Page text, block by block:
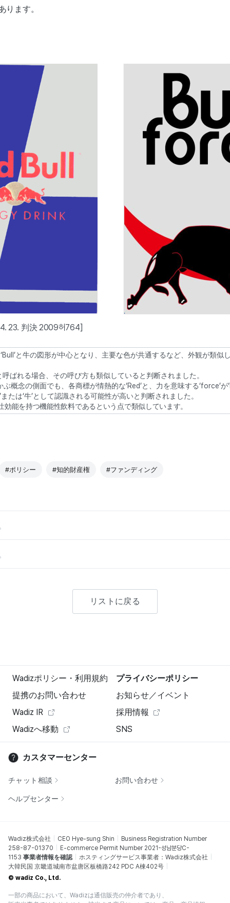
ります。
23. 判決 2009허764]
と牛の図形が中心となり、主要な色が共通するなど、外観が類似
呼ばれる場合、その呼び方も類似していると判断されました。
概念の側面でも、各商標が情熱的な‘Red’と、力を意味する‘force’が
たは‘牛’として認識される可能性が高いと判断されました。
効能を持つ機能性飲料であるという点で類似しています。
#ポリシー #知的財産権 #ファンディング
リストに戻る
Wadizポリシー・利用規約
プライバシーポリシー
提携のお問い合わせ
お知らせ／イベント
Wadiz IR
採用情報
Wadizへ移動
SNS
カスタマーセンター
チャット相談 お問い合わせ
ヘルプセンター
Wadiz株式会社 CEO Hye-sung Shin
Business Registration Number
258-87-01370
E-commerce Permit Number 2021-성남분당C-
1153 事業者情報を確認
ホスティングサービス事業者：Wadiz株式会社
大韓民国 京畿道城南市盆唐区板橋路242 PDC A棟402号
© wadiz Co., Ltd.
一部の商品において、Wadizは通信販売の仲介者であり、